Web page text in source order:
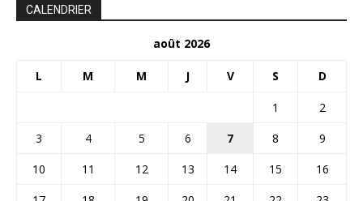
CALENDRIER
août 2026
L M M J V S D
1
2
3
4 5 6 7 8
9
10
11 12 13 14 15
16